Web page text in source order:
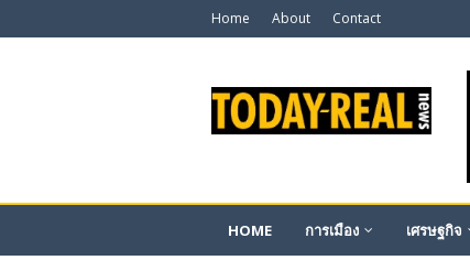
Home About Contact
HOME การเมือง เศรษฐกิจ